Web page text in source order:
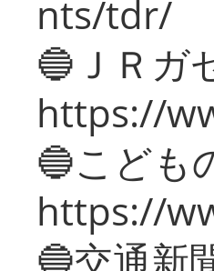
nts/tdr/
🔵ＪＲガ
https://
🔵こども
https://
🔵交通新